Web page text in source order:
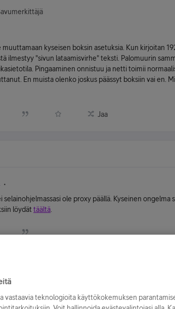
muuttamaan kyseisen boksin asetuksia. Kun kirjoitan
ilmestyy "sivun lataamisvirhe" teksti. Palomuurin
Pingaaminen onnistuu ja netti toimii
En muista olenko joskus päässyt boksiin vai en.
Jaa
selainohjelmassasi ole proxy päällä. Kyseinen ongelma
löydät täältä
vastaavia teknologioita käyttökokemuksen